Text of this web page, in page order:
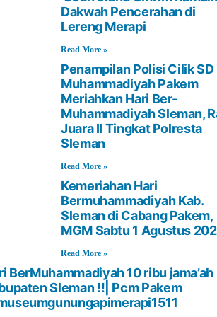
Dakwah Pencerahan di
Lereng Merapi
Read More »
Penampilan Polisi Cilik SD
Muhammadiyah Pakem
Meriahkan Hari Ber-
Muhammadiyah Sleman,
Juara II Tingkat Polresta
Sleman
Read More »
Kemeriahan Hari
Bermuhammadiyah Kab.
Sleman di Cabang Pakem,
MGM Sabtu 1 Agustus
Read More »
BerMuhammadiyah 10 ribu jama’ah
Sleman !!| Pcm Pakem